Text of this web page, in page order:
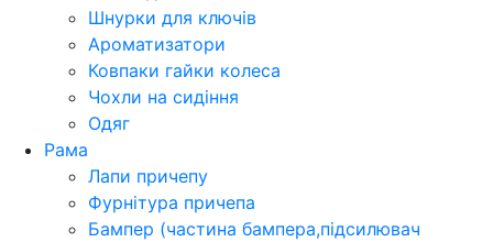
Шнурки для ключів
Ароматизатори
Ковпаки гайки колеса
Чохли на сидіння
Одяг
Рама
Лапи причепу
Фурнітура причепа
Бампер (частина бампера,підсилювач